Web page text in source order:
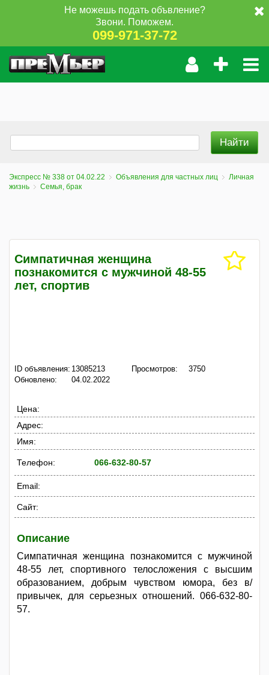
Не можешь подать объвление?
Звони. Поможем.
099-971-37-72
Экспресс № 338 от 04.02.22 Объявления для частных лиц
Личная
жизнь
Семья, брак
Симпатичная женщина
познакомится с мужчиной 48-55
лет, спортив
ID объявления: 13085213
Обновлено:
04.02.2022
Просмотров: 3750
Цена:
Адрес:
Имя:
Телефон: 066-632-80-57
Email:
Сайт:
Описание
Симпатичная женщина познакомится с мужчиной
48-55 лет, спортивного телосложения с высшим
образованием, добрым чувством юмора, без в/
привычек, для серьезных отношений. 066-632-80-
57.